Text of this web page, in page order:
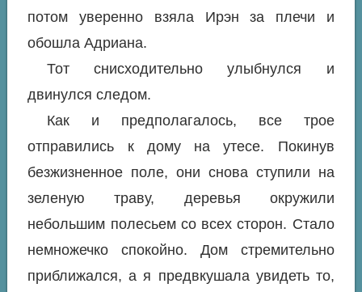
потом уверенно взяла Ирэн за плечи и
обошла Адриана.
Тот снисходительно улыбнулся и
двинулся следом.
Как и предполагалось, все трое
отправились к дому на утесе. Покинув
безжизненное поле, они снова ступили на
зеленую траву, деревья окружили
небольшим полесьем со всех сторон. Стало
немножечко спокойно. Дом стремительно
приближался, а я предвкушала увидеть то,